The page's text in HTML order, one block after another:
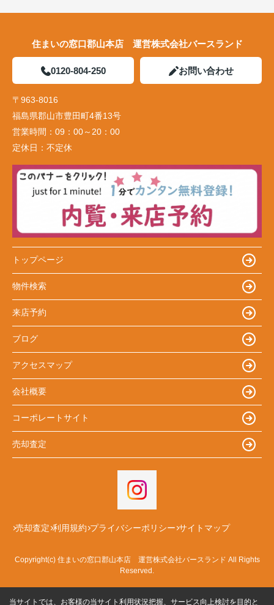
住まいの窓口郡山本店 運営株式会社バースランド
0120-804-250 お問い合わせ
〒963-8016
福島県郡山市豊田町4番13号
営業時間： 09：00～20：00
定休日： 不定休
トップページ
物件検索
来店予約
ブログ
アクセスマップ
会社概要
コーポレートサイト
売却査定
売却査定 利用規約 プライバシーポリシー サイトマップ
Copyright(c) 住まいの窓口郡山本店 運営株式会社バースランド All Rights
Reserved.
当サイトでは、お客様の当サイト利用状況把握、サービス向上検討を目的と